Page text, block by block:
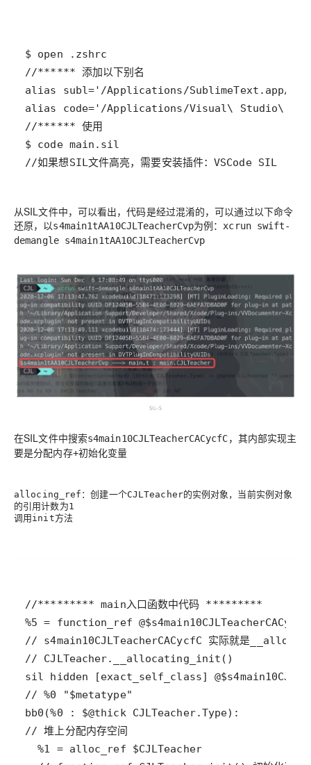
//如果想SIL文件高亮，需要安装插件：VSCode SIL
从SIL文件中，可以看出，代码是经过混淆的，可以通过以下命令
还原，以s4main1tAA10CJLTeacherCvp为例：xcrun swift-
demangle s4main1tAA10CJLTeacherCvp
在SIL文件中搜索s4main10CJLTeacherCACycfC，其内部实现主
要是分配内存+初始化变量
allocing_ref ：创建一个CJLTeacher的实例对象，当前实例对象
的引用计数为1
调用init方法